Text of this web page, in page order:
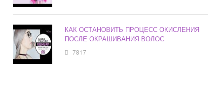
КАК ОСТАНОВИТЬ ПРОЦЕСС ОКИСЛЕНИЯ
ПОСЛЕ ОКРАШИВАНИЯ ВОЛОС
7817